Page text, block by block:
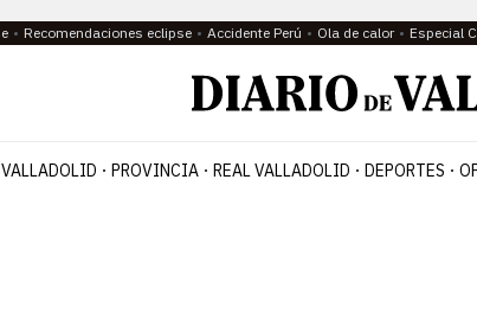
Recomendaciones eclipse Accidente Perú Ola de calor Especial
VALLADOLID PROVINCIA REAL VALLADOLID DEPORTES